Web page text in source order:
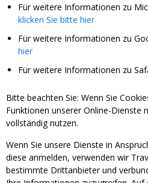
Für weitere Informationen zu
klicken Sie bitte hier
Für weitere Informationen zu
hier
Für weitere Informationen zu
Bitte beachten Sie: Wenn Sie
Funktionen unserer Online-Dienste
vollständig nutzen.
Wenn Sie unsere Dienste in
diese anmelden, verwenden wir
bestimmte Drittanbieter und